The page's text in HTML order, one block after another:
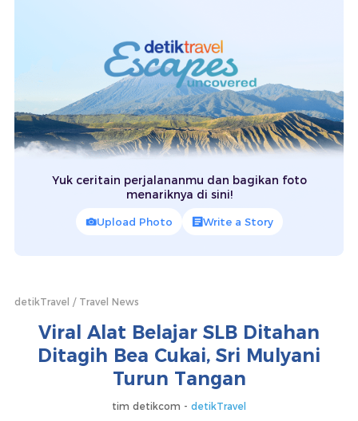
Yuk ceritain perjalananmu dan bagikan foto
menariknya di sini!
Upload Photo Write a Story
detikTravel Travel News
Viral Alat Belajar SLB Ditahan
Ditagih Bea Cukai, Sri Mulyani
Turun Tangan
tim detikcom - detikTravel